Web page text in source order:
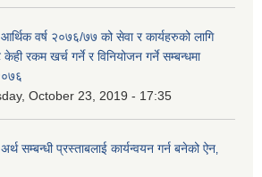
वर्ष २०७६/७७ को सेवा र कार्यहरुको लागि
रकम खर्च गर्ने र विनियोजन गर्ने सम्बन्धमा
October 23, 2019 - 17:35
सम्बन्धी प्रस्ताबलाई कार्यन्वयन गर्न बनेको ऐन‚